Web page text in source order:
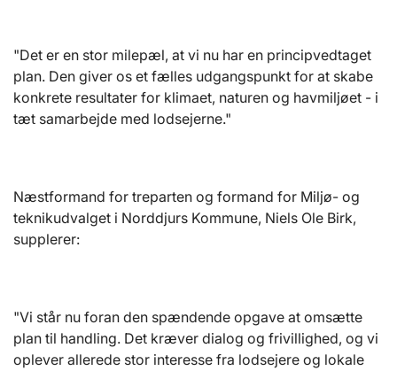
"Det er en stor milepæl, at vi nu har en principvedtaget
plan. Den giver os et fælles udgangspunkt for at skabe
konkrete resultater for klimaet, naturen og havmiljøet - i
tæt samarbejde med lodsejerne."
Næstformand for treparten og formand for Miljø- og
teknikudvalget i Norddjurs Kommune, Niels Ole Birk,
supplerer:
"Vi står nu foran den spændende opgave at omsætte
plan til handling. Det kræver dialog og frivillighed, og vi
oplever allerede stor interesse fra lodsejere og lokale